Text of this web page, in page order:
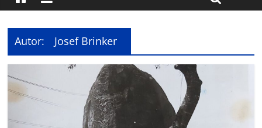
Autor: Josef Brinker